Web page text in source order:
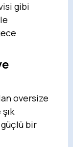
gibi
oversize
bir